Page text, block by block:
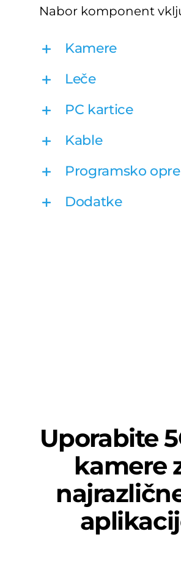
Nabor komponent
Kamere
Leče
PC kartice
Kable
Programsko
Dodatke
Uporabite
kamere